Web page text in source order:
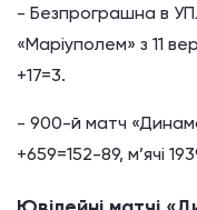
- Безпрограшна в
«Маріуполем» з 11
+17=3.
- 900-й матч
+659=152-89, м’ячі